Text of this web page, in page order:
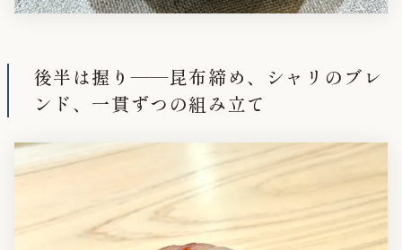
後半は握り——昆布締め、シャリのブレ
ンド、一貫ずつの組み立て